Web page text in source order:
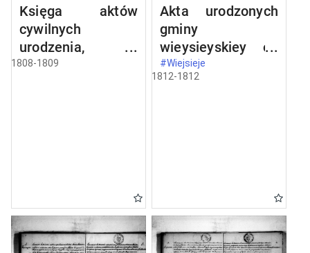
Księga aktów
cywilnych
urodzenia,
stosowanie do
tychże aktów niżej
podpisanego
zaczęta i
kontynuowana
1808-1809
Akta urodzonych
gminy
wieysieyskiey od
1-go stycznia
1812 roku
#Wiejsieje
1812-1812